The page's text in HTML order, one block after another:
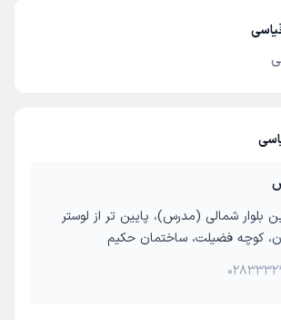
بلوار شمالی (مدرس)، پایین تر از لوستر
کوچه فضیلت، ساختمان حکیم